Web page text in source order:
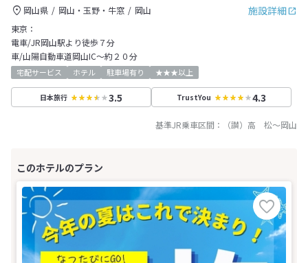
施設詳細
岡山県 岡山・玉野・牛窓
岡山
東京：
電車/JR岡山駅より徒歩７分
車/山陽自動車道岡山IC～約２０分
宅配サービス ホテル 駐車場有り ★★★以上
日本旅行 3.5 TrustYou 4.3
基準JR乗車区間： （讃）高 松～岡山